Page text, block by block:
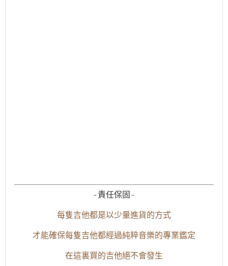
-責任保固-
每隻吉他都是以少量進貨的方式
才能確保每隻吉他都經過純粹音樂的專業鑑定
在這裏買的吉他絕不會發生